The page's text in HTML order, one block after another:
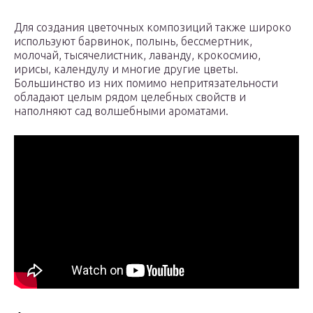
Для создания цветочных композиций также широко
используют барвинок, полынь, бессмертник,
молочай, тысячелистник, лаванду, крокосмию,
ирисы, календулу и многие другие цветы.
Большинство из них помимо непритязательности
обладают целым рядом целебных свойств и
наполняют сад волшебными ароматами.